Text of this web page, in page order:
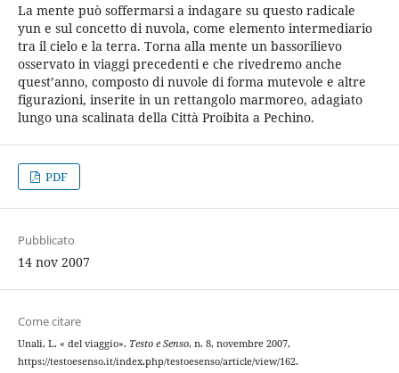
La mente può soffermarsi a indagare su questo radicale
yun e sul concetto di nuvola, come elemento intermediario
tra il cielo e la terra. Torna alla mente un bassorilievo
osservato in viaggi precedenti e che rivedremo anche
quest’anno, composto di nuvole di forma mutevole e altre
figurazioni, inserite in un rettangolo marmoreo, adagiato
lungo una scalinata della Città Proibita a Pechino.
PDF
Pubblicato
14 nov 2007
Come citare
Unali, L. « del viaggio». Testo e Senso, n. 8, novembre 2007,
https://testoesenso.it/index.php/testoesenso/article/view/162.